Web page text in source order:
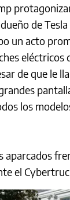
de
un acto
eléctricos
de que le
los
aparcados
el